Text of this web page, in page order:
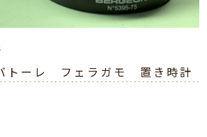
トーレ フェラガモ 置き時計